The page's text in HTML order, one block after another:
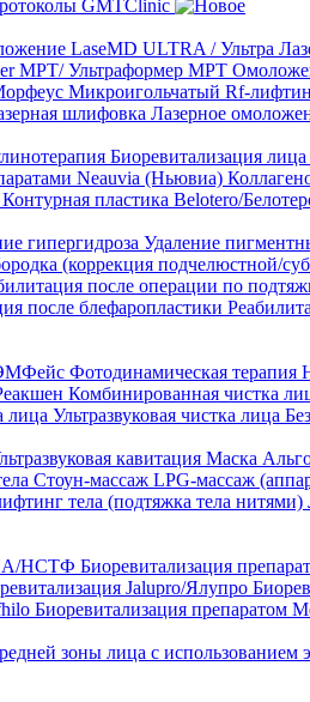
GMTClinic
LaseMD ULTRA / Ультра
MPT/ Ультраформер MPT
Микроигольчатый Rf-
шлифовка Лазерное
Биоревитализация лица
Neauvia (Ньювиа)
Контурная пластика Belotero/
гипергидроза Удаление
(коррекция подчелюстной/
после операции по
после блефаропластики
Фотодинамическая терапия
Комбинированная чистка
лица Ультразвуковая чистка лица
кавитация Маска
Стоун-массаж LPG-массаж
тела (подтяжка тела нитями)
НСТФ Биоревитализация
Jalupro/Ялупро
Биоревитализация препаратом
зоны лица с использованием